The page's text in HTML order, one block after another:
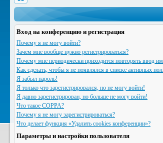
Вход на конференцию и регистрация
Почему я не могу войти?
Зачем мне вообще нужно регистрироваться?
Почему мне периодически приходится повторять ввод
Как сделать, чтобы я не появлялся в списке активных
Я забыл пароль!
Я только что зарегистрировался, но не могу войти!
Я давно зарегистрирован, но больше не могу войти!
Что такое COPPA?
Почему я не могу зарегистрироваться?
Что делает функция «Удалить cookies конференции»?
Параметры и настройки пользователя